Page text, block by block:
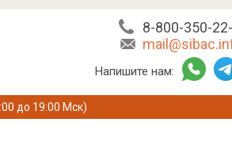
8-800-350-
Напишите нам:
до 19:00 Мск)